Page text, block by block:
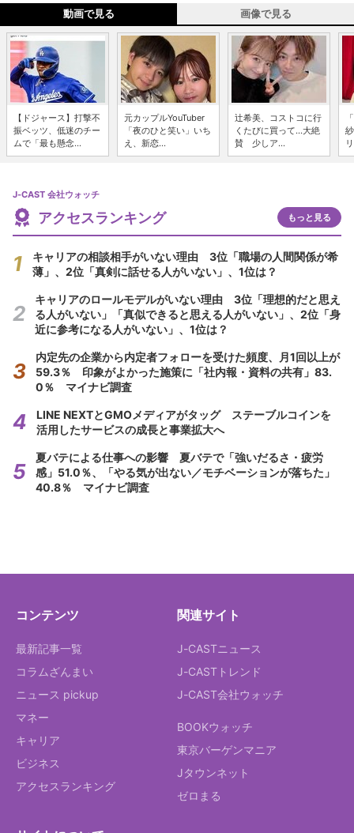
動画で見る 画像で見る
【ドジャース】打撃不
振ベッツ、低迷のチー
ムで「最も懸念...
元カップルYouTuber
「夜のひと笑い」いち
え、新恋...
辻希美、コストコに行
くたびに買って...大絶
賛 少しア...
J-CAST 会社ウォッチ
アクセスランキング もっと見る
キャリアの相談相手がいない理由 3位「職場の人間関係が希
薄」、2位「真剣に話せる人がいない」、1位は？
キャリアのロールモデルがいない理由 3位「理想的だと思え
る人がいない」「真似できると思える人がいない」、2位「身
近に参考になる人がいない」、1位は？
内定先の企業から内定者フォローを受けた頻度、月1回以上が
59.3％ 印象がよかった施策に「社内報・資料の共有」83.
0％ マイナビ調査
LINE NEXTとGMOメディアがタッグ ステーブルコインを
活用したサービスの成長と事業拡大へ
夏バテによる仕事への影響 夏バテで「強いだるさ・疲労
感」51.0％、「やる気が出ない／モチベーションが落ちた」
40.8％ マイナビ調査
コンテンツ
最新記事一覧
コラムざんまい
ニュース pickup
マネー
キャリア
ビジネス
アクセスランキング
関連サイト
J-CASTニュース
J-CASTトレンド
J-CAST会社ウォッチ
BOOKウォッチ
東京バーゲンマニア
Jタウンネット
ゼロまる